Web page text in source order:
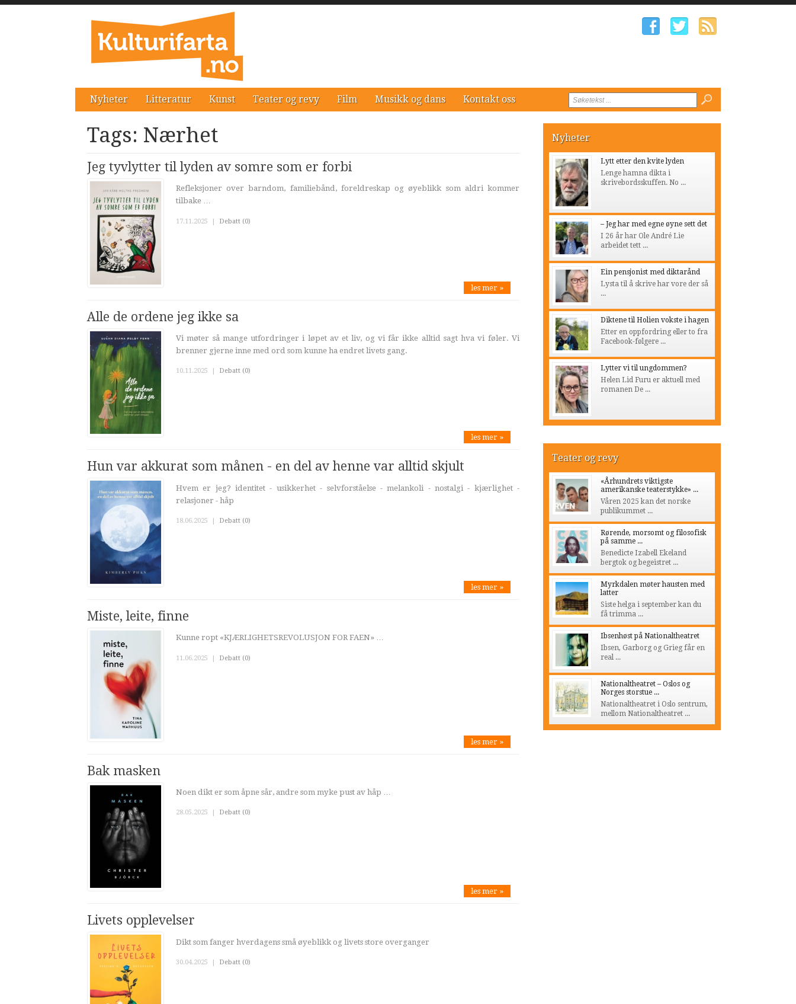
Nyheter Litteratur Kunst Teater og revy Film Musikk og dans Kontakt oss
Tags: Nærhet
Jeg tyvlytter til lyden av somre som er forbi
Refleksjoner over barndom, familiebånd, foreldreskap og øyeblikk som aldri kommer
tilbake …
17.11.2025 | Debatt (0)
les mer »
Alle de ordene jeg ikke sa
Vi møter så mange utfordringer i løpet av et liv, og vi får ikke alltid sagt hva vi føler. Vi
brenner gjerne inne med ord som kunne ha endret livets gang.
10.11.2025 Debatt (0)
les mer »
Hun var akkurat som månen - en del av henne var alltid skjult
Hvem er jeg? identitet - usikkerhet - selvforståelse - melankoli - nostalgi - kjærlighet -
relasjoner - håp
18.06.2025 | Debatt (0)
les mer »
Miste, leite, finne
Kunne ropt «KJÆRLIGHETSREVOLUSJON FOR FAEN» …
11.06.2025 | Debatt (0)
les mer »
Bak masken
Noen dikt er som åpne sår, andre som myke pust av håp …
28.05.2025 Debatt (0)
les mer »
Livets opplevelser
Dikt som fanger hverdagens små øyeblikk og livets store overganger
30.04.2025 | Debatt (0)
Nyheter
Lytt etter den kvite lyden
Lenge hamna dikta i
skrivebordsskuffen. No ...
– Jeg har med egne øyne sett det
I 26 år har Ole André Lie
arbeidet tett ...
Ein pensjonist med diktarånd
Lysta til å skrive har vore der så
...
Diktene til Holien vokste i hagen
Etter en oppfordring eller to fra
Facebook-følgere ...
Lytter vi til ungdommen?
Helen Lid Furu er aktuell med
romanen De ...
Teater og revy
«Århundrets viktigste
amerikanske teaterstykke» ...
Våren 2025 kan det norske
publikummet ...
Rørende, morsomt og filosofisk
på samme ...
Benedicte Izabell Ekeland
bergtok og begeistret ...
Myrkdalen møter hausten med
latter
Siste helga i september kan du
få trimma ...
Ibsenhøst på Nationaltheatret
Ibsen, Garborg og Grieg får en
real ...
Nationaltheatret – Oslos og
Norges storstue ...
Nationaltheatret i Oslo sentrum,
mellom Nationaltheatret ...